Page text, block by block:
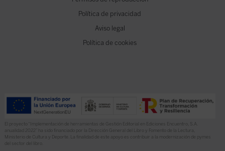
Política de privacidad
Aviso legal
Política de cookies
El proyecto “Implementación de herramientas de Gestión Editorial en Ediciones Encuentro, S.A.
anualidad 2022” ha sido financiado por la Dirección General del Libro y Fomento de la Lectura,
Ministerio de Cultura y Deporte. La finalidad de este apoyo es contribuir a la modernización de pymes
del sector del libro.